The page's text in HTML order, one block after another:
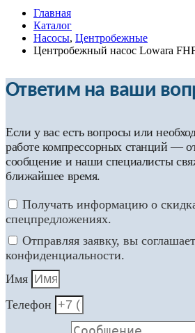
Главная
Каталог
Насосы, Центробежные
Центробежный насос Lowara
Ответим на ваши
Если у вас есть вопросы или
работе компрессорных станций —
сообщение и наши специалисты
ближайшее время.
Получать информацию о
спецпредложениях.
Отправляя заявку, вы
конфиденциальности.
Имя
Телефон